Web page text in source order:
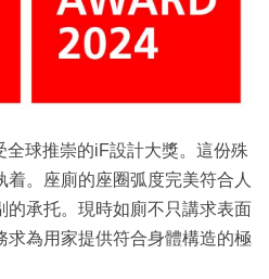
全球推崇的iF設計大獎。這份殊
。座廁的座圈弧度完美符合人
的承托。現時如廁不只講求表面
求為用家提供符合身體構造的極